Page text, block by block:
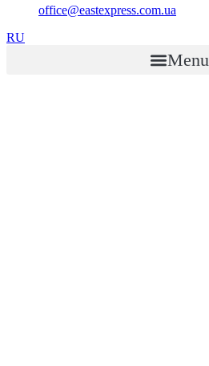
office@eastexpress.com.ua
RU
Menu